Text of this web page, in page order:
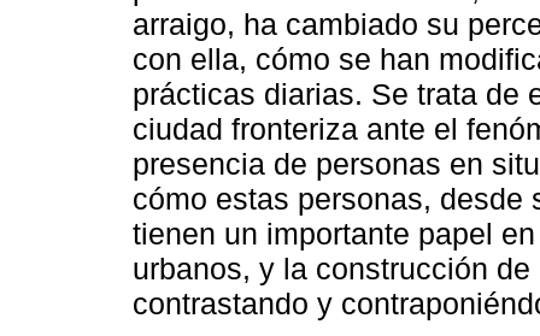
arraigo, ha cambiado su
con ella, cómo se han
prácticas diarias. Se trata de
ciudad fronteriza ante el
presencia de personas en
cómo estas personas, desde
tienen un importante papel
urbanos, y la construcción
contrastando y